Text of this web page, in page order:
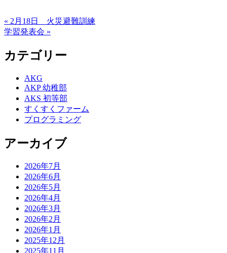
« 2月18日 火災避難訓練
学習発表会 »
カテゴリー
AKG
AKP 幼稚部
AKS 初等部
すくすくファーム
プログラミング
アーカイブ
2026年7月
2026年6月
2026年5月
2026年4月
2026年3月
2026年2月
2026年1月
2025年12月
2025年11月